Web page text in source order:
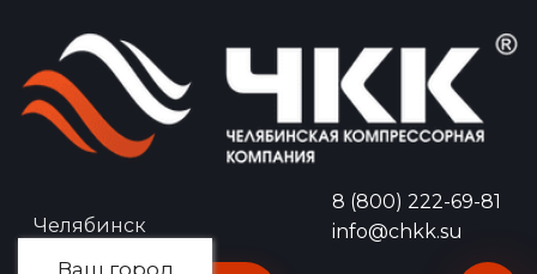
Челябинск
Ваш город
8 (800) 222-69-81
info@chkk.su